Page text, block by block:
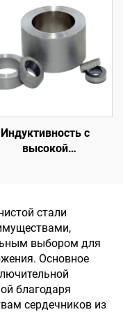
стали, сердечник
питания
Индуктивность с
высокой
сердечники,
тороидальные
магнитные
для входного
110 В и
напряжения
380 В
стали
выбором для
Основное
благодаря
сердечников из